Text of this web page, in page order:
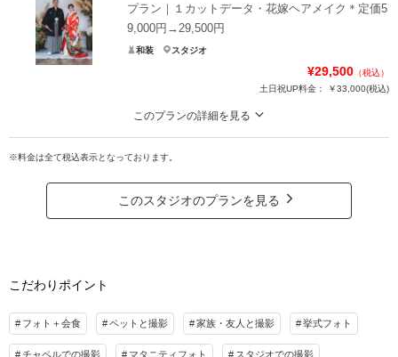
＋スタジオ使用料金11,000円
＊ミニアルバム作成、追加10,000円～
＊2着ともスタジオご利用の場合11,000円追加
新婦衣装2着
会食
家族と撮影 家族用衣装レンタル ペットと撮影
スタジオ使用料込み（11,000円×1回）、和装小物一式(懐剣・筥迫・末広・抱帯・帯
締め・帯揚げ・草履・髪飾り)、チャペル装花、スマホ撮影OK、撮影アイテム持ち込
相談予約する 撮影日の空き
プラン｜１カットデータ・花嫁ヘアメイク＊定価5
9,000円→29,500円
和装 スタジオ
¥29,500 （税込）
土日祝UP料金：
￥33,000(税込)
このプランの詳細を見る
【10月までの撮影限定】 平日お衣装合わせで衣装ランクアップ30%OFF
かっちりとしたお写真１枚だけでいい方におすすめ
土日祝日にご撮影の場合は、＋33,000円。
肌着類は付いておりませんが、購入でご案内も可能です。
撮影料
着付け ヘアメイク 小物一式
アルバム データ 1カット 台紙付写真
※料金は全て税込表示となっております。
このスタジオのプランを見る
こだわりポイント
フォト＋会食 ペットと撮影 家族・友人と撮影 挙式フォト
チャペルでの撮影 マタニティフォト スタジオでの撮影